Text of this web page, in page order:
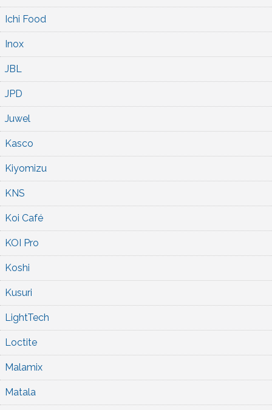
Ichi Food
Inox
JBL
JPD
Juwel
Kasco
Kiyomizu
KNS
Koi Café
KOI Pro
Koshi
Kusuri
LightTech
Loctite
Malamix
Matala